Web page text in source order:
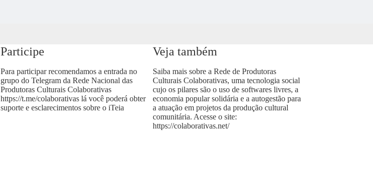
Participe
Para participar recomendamos a entrada no
grupo do Telegram da Rede Nacional das
Produtoras Culturais Colaborativas
https://t.me/colaborativaslá você poderá obter
suporte e esclarecimentos sobre o iTeia
Veja também
Saiba mais sobre a Rede de Produtoras
Culturais Colaborativas, uma tecnologia social
cujo os pilares são o uso de softwares livres, a
economia popular solidária e a autogestão para
a atuação em projetos da produção cultural
comunitária. Acesse o site:
https://colaborativas.net/